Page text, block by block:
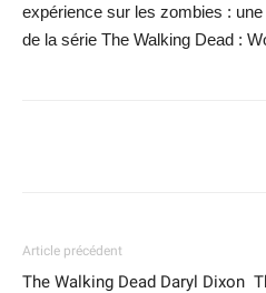
expérience sur les zombies :
de la série The Walking Dead :
Article précédent
The Walking Dead Daryl Dixon